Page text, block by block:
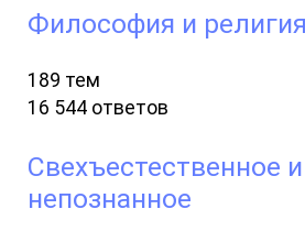
Философия и религия
189 тем
16 544 ответов
Свехъестественное и
непознанное